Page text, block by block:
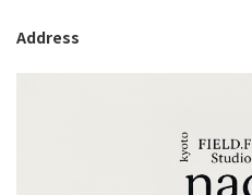
り
Address